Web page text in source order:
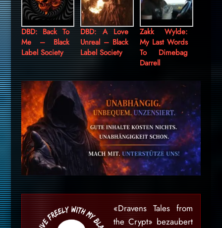
DBD: Back To
Me – Black
Label Society
DBD: A Love
Unreal – Black
Label Society
Zakk Wylde:
My Last Words
To Dimebag
Darrell
«Dravens Tales from
the Crypt» bezaubert